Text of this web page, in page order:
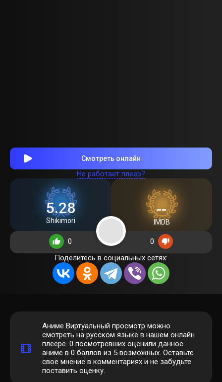
Смотреть онлайн
Не работает плеер?
5.28
Shikimori
--
IMDB
0
0
Поделитесь в социальных сетях:
Аниме Виртуальный просмотр можно
смотреть на русском языке в нашем онлайн
плеере. 0 посмотревших оценили данное
аниме в 0 баллов из 5 возможных. Оставьте
своё мнение в комментариях и не забудьте
поставить оценку.